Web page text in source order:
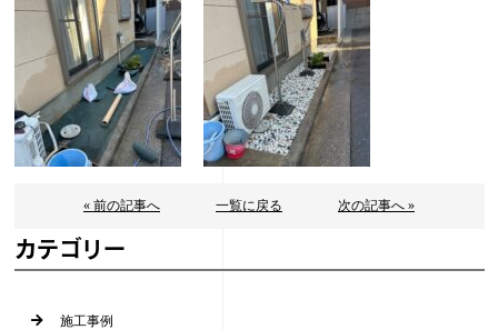
« 前の記事へ 一覧に戻る 次の記事へ »
カテゴリー
施工事例